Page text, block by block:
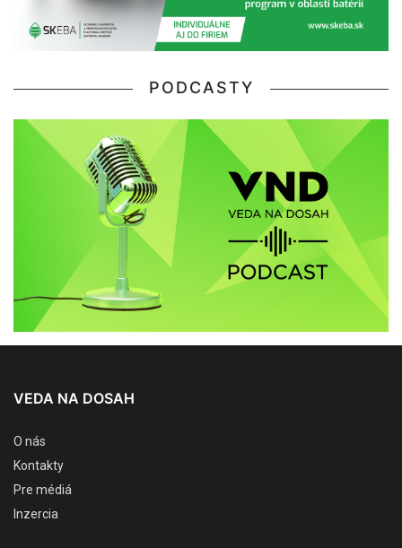
PODCASTY
VEDA NA DOSAH
O nás
Kontakty
Pre médiá
Inzercia